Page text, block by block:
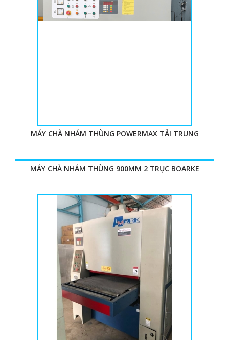
MÁY CHÀ NHÁM THÙNG POWERMAX TẢI TRUNG
MÁY CHÀ NHÁM THÙNG 900MM 2 TRỤC BOARKE